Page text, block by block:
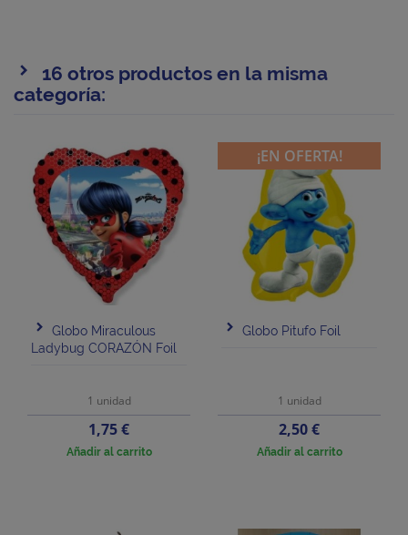
16 otros productos en la misma
categoría:
Globo Miraculous
Ladybug CORAZÓN Foil
1 unidad
Precio
1,75 €
Añadir al carrito
Globo Pitufo Foil
1 unidad
Precio
2,50 €
Añadir al carrito
¡EN OFERTA!